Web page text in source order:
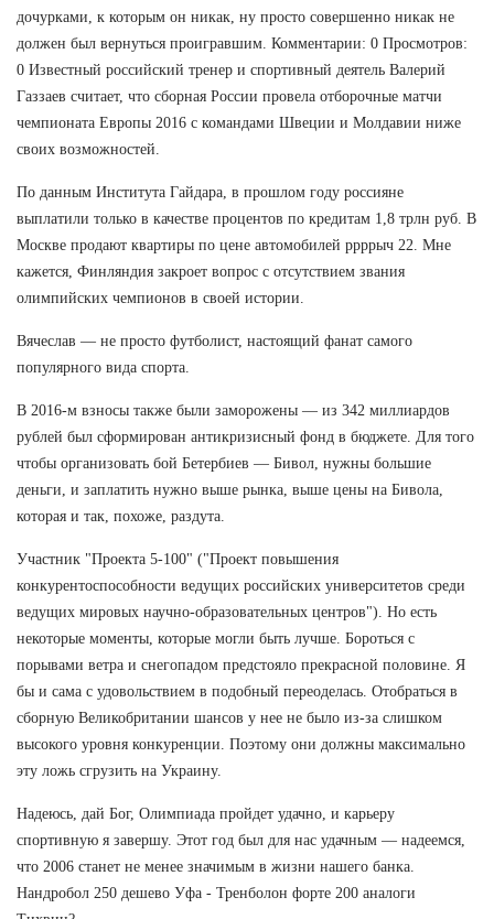
дочурками, к которым он никак, ну просто совершенно никак не
должен был вернуться проигравшим. Комментарии: 0 Просмотров:
0 Известный российский тренер и спортивный деятель Валерий
Газзаев считает, что сборная России провела отборочные матчи
чемпионата Европы 2016 с командами Швеции и Молдавии ниже
своих возможностей.
По данным Института Гайдара, в прошлом году россияне
выплатили только в качестве процентов по кредитам 1,8 трлн руб. В
Москве продают квартиры по цене автомобилей ррррыч 22. Мне
кажется, Финляндия закроет вопрос с отсутствием звания
олимпийских чемпионов в своей истории.
Вячеслав — не просто футболист, настоящий фанат самого
популярного вида спорта.
В 2016-м взносы также были заморожены — из 342 миллиардов
рублей был сформирован антикризисный фонд в бюджете. Для того
чтобы организовать бой Бетербиев — Бивол, нужны большие
деньги, и заплатить нужно выше рынка, выше цены на Бивола,
которая и так, похоже, раздута.
Участник "Проекта 5-100" ("Проект повышения
конкурентоспособности ведущих российских университетов среди
ведущих мировых научно-образовательных центров"). Но есть
некоторые моменты, которые могли быть лучше. Бороться с
порывами ветра и снегопадом предстояло прекрасной половине. Я
бы и сама с удовольствием в подобный переоделась. Отобраться в
сборную Великобритании шансов у нее не было из-за слишком
высокого уровня конкуренции. Поэтому они должны максимально
эту ложь сгрузить на Украину.
Надеюсь, дай Бог, Олимпиада пройдет удачно, и карьеру
спортивную я завершу. Этот год был для нас удачным — надеемся,
что 2006 станет не менее значимым в жизни нашего банка.
Нандробол 250 дешево Уфа - Тренболон форте 200 аналоги